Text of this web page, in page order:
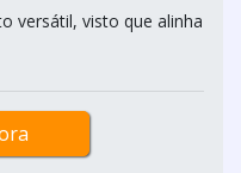
versátil, visto que alinha